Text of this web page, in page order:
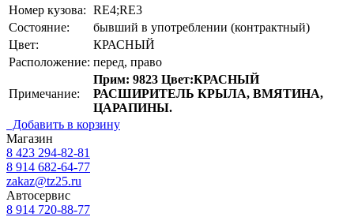
Номер кузова: RE4;RE3
Состояние:
бывший в употреблении (контрактный)
Цвет:
КРАСНЫЙ
Расположение: перед, право
Примечание:
Прим: 9823 Цвет:КРАСНЫЙ
РАСШИРИТЕЛЬ КРЫЛА, ВМЯТИНА,
ЦАРАПИНЫ.
Добавить в корзину
Магазин
8 423 294-82-81
8 914 682-64-77
zakaz@tz25.ru
Автосервис
8 914 720-88-77